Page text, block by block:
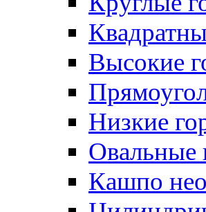
Высокие
Низкие
Овальные
Кашпо